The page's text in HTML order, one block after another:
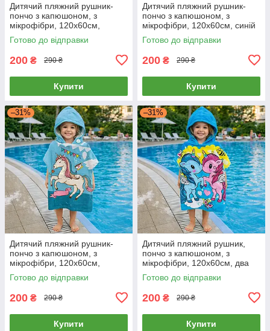
Дитячий пляжний рушник-
пончо з капюшоном, з
мікрофібри, 120х60см,
принцеса
Готово до відправки
200 ₴ 290 ₴
Купити
Дитячий пляжний рушник-
пончо з капюшоном, з
мікрофібри, 120х60см, синій
колір, веселка
Готово до відправки
200 ₴ 290 ₴
Купити
–31%
Дитячий пляжний рушник-
пончо з капюшоном, з
мікрофібри, 120х60см,
блакитний колір, єдиноріг
Готово до відправки
200 ₴ 290 ₴
Купити
–31%
Дитячий пляжний рушник,
пончо з капюшоном, з
мікрофібри, 120х60см, два
єдинороги
Готово до відправки
200 ₴ 290 ₴
Купити